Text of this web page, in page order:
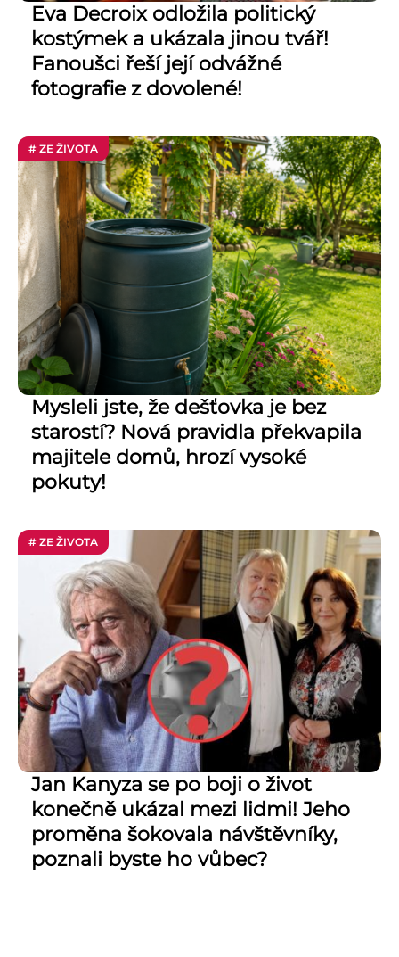
Eva Decroix odložila politický
kostýmek a ukázala jinou tvář!
Fanoušci řeší její odvážné
fotografie z dovolené!
# ZE ŽIVOTA
Mysleli jste, že dešťovka je bez
starostí? Nová pravidla překvapila
majitele domů, hrozí vysoké
pokuty!
# ZE ŽIVOTA
Jan Kanyza se po boji o život
konečně ukázal mezi lidmi! Jeho
proměna šokovala návštěvníky,
poznali byste ho vůbec?